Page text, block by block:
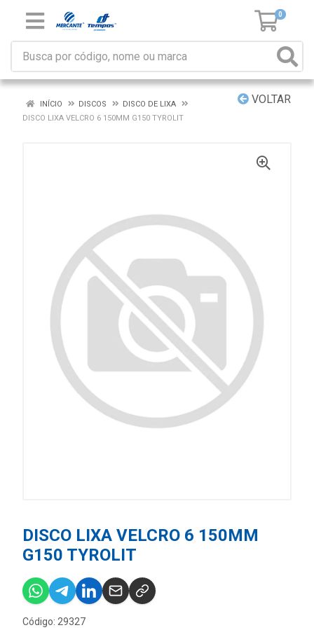
0
VOLTAR
INÍCIO DISCOS
DISCO DE LIXA
DISCO LIXA VELCRO 6 150MM G150 TYROLIT
DISCO LIXA VELCRO 6 150MM
G150 TYROLIT
Código: 29327